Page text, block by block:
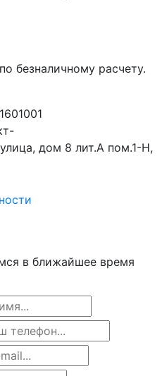
безналичному расчету.
дом 8 лит.А пом.1-Н,
в ближайшее время